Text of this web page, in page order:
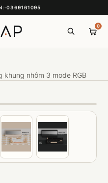
·0369161095
0
khung nhôm 3 mode RGB